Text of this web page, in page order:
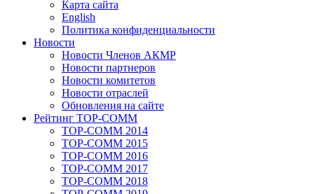
Карта сайта
English
Политика конфиденциальности
Новости
Новости Членов АКМР
Новости партнеров
Новости комитетов
Новости отраслей
Обновления на сайте
Рейтинг TOP-COMM
TOP-COMM 2014
TOP-COMM 2015
TOP-COMM 2016
TOP-COMM 2017
TOP-COMM 2018